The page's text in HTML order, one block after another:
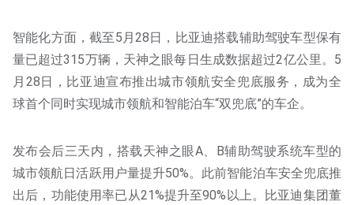
智能化方面，截至5月28日，比亚迪搭载辅助驾驶车型保有
量已超过315万辆，天神之眼每日生成数据超过2亿公里。5
月28日，比亚迪宣布推出城市领航安全兜底服务，成为全
球首个同时实现城市领航和智能泊车“双兜底”的车企。
发布会后三天内，搭载天神之眼A、B辅助驾驶系统车型的
城市领航日活跃用户量提升50%。此前智能泊车安全兜底推
出后，功能使用率已从21%提升至90%以上。比亚迪集团董